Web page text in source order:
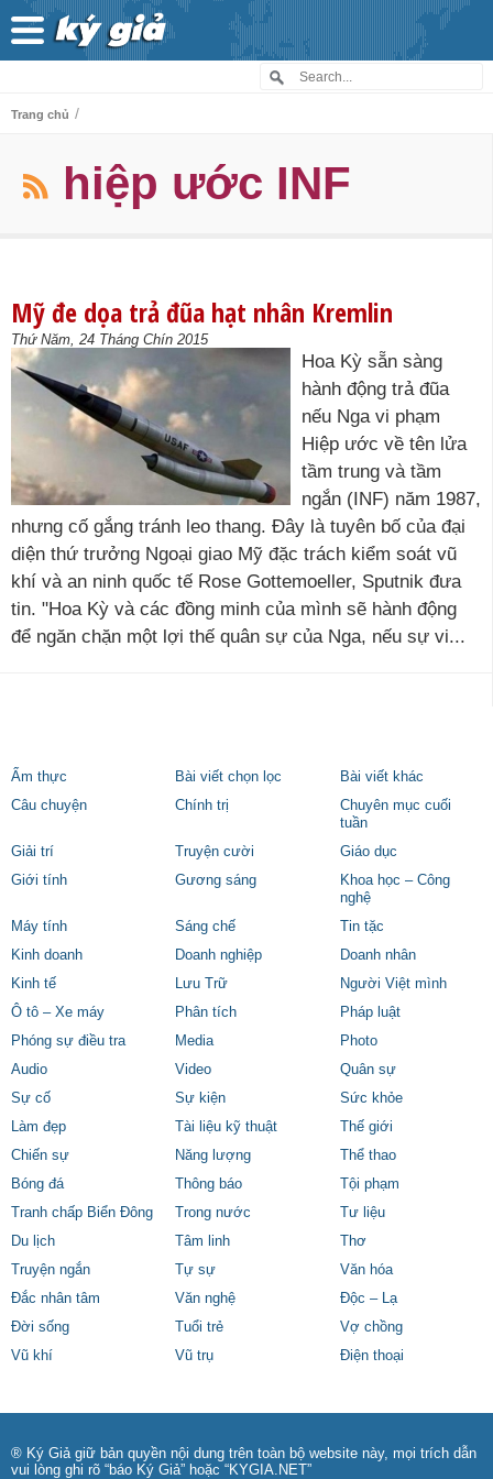
Trang chủ /
hiệp ước INF
Mỹ đe dọa trả đũa hạt nhân Kremlin
Thứ Năm, 24 Tháng Chín 2015
Hoa Kỳ sẵn sàng
hành động trả đũa
nếu Nga vi phạm
Hiệp ước về tên lửa
tầm trung và tầm
ngắn (INF) năm 1987,
nhưng cố gắng tránh leo thang. Đây là tuyên bố của đại
diện thứ trưởng Ngoại giao Mỹ đặc trách kiểm soát vũ
khí và an ninh quốc tế Rose Gottemoeller, Sputnik đưa
tin. "Hoa Kỳ và các đồng minh của mình sẽ hành động
để ngăn chặn một lợi thế quân sự của Nga, nếu sự vi...
Ẩm thực Bài viết chọn lọc
Bài viết khác
Câu chuyện
Chính trị
Chuyên mục cuối
tuần
Giải trí
Truyện cười
Giáo dục
Giới tính
Gương sáng
Khoa học – Công
nghệ
Máy tính
Sáng chế
Tin tặc
Kinh doanh
Doanh nghiệp
Doanh nhân
Kinh tế
Lưu Trữ
Người Việt mình
Ô tô – Xe máy
Phân tích
Pháp luật
Phóng sự điều tra
Media
Photo
Audio
Video
Quân sự
Sự cố
Sự kiện
Sức khỏe
Làm đẹp
Tài liệu kỹ thuật
Thế giới
Chiến sự
Năng lượng
Thể thao
Bóng đá
Thông báo
Tội phạm
Tranh chấp Biển Đông
Trong nước
Tư liệu
Du lịch
Tâm linh
Thơ
Truyện ngắn
Tự sự
Văn hóa
Đắc nhân tâm
Văn nghệ
Độc – Lạ
Đời sống
Tuổi trẻ
Vợ chồng
Vũ khí
Vũ trụ Điện thoại
® Ký Giả giữ bản quyền nội dung trên toàn bộ website này, mọi trích dẫn
vui lòng ghi rõ “báo Ký Giả” hoặc “KYGIA.NET”